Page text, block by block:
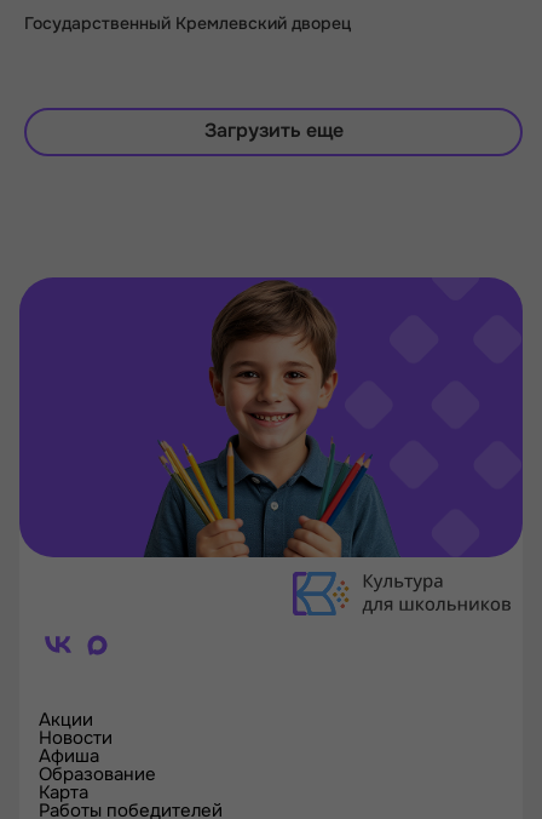
Государственный Кремлевский дворец
Загрузить еще
Акции
Новости
Афиша
Образование
Карта
Работы победителей